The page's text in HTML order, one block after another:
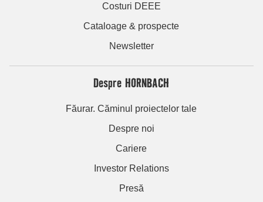
Costuri DEEE
Cataloage & prospecte
Newsletter
Despre HORNBACH
Făurar. Căminul proiectelor tale
Despre noi
Cariere
Investor Relations
Presă